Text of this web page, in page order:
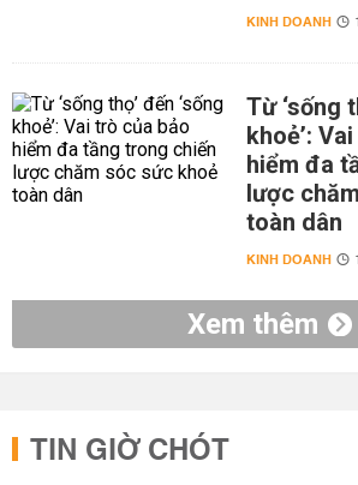
KINH DOANH
Từ ‘sống
khoẻ’:
hiểm đa
lược
toàn dân
KINH DOANH
Xem thêm
TIN GIỜ CHÓT